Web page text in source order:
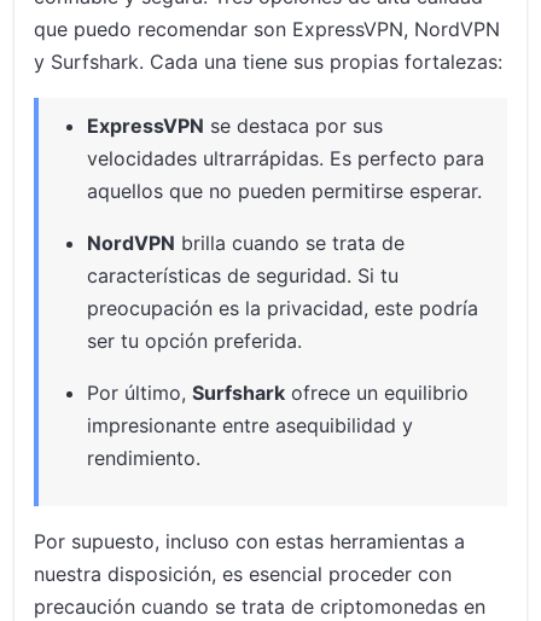
que puedo recomendar son ExpressVPN, NordVPN
y Surfshark. Cada una tiene sus propias fortalezas:
ExpressVPN se destaca por sus
velocidades ultrarrápidas. Es perfecto para
aquellos que no pueden permitirse esperar.
NordVPN brilla cuando se trata de
características de seguridad. Si tu
preocupación es la privacidad, este podría
ser tu opción preferida.
Por último,Surfshark ofrece un equilibrio
impresionante entre asequibilidad y
rendimiento.
Por supuesto, incluso con estas herramientas a
nuestra disposición, es esencial proceder con
precaución cuando se trata de criptomonedas en